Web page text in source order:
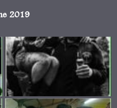
2019